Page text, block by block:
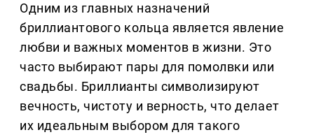
Одним из главных назначений
бриллиантового кольца является явление
любви и важных моментов в жизни. Это
часто выбирают пары для помолвки или
свадьбы. Бриллианты символизируют
вечность, чистоту и верность, что делает
их идеальным выбором для такого